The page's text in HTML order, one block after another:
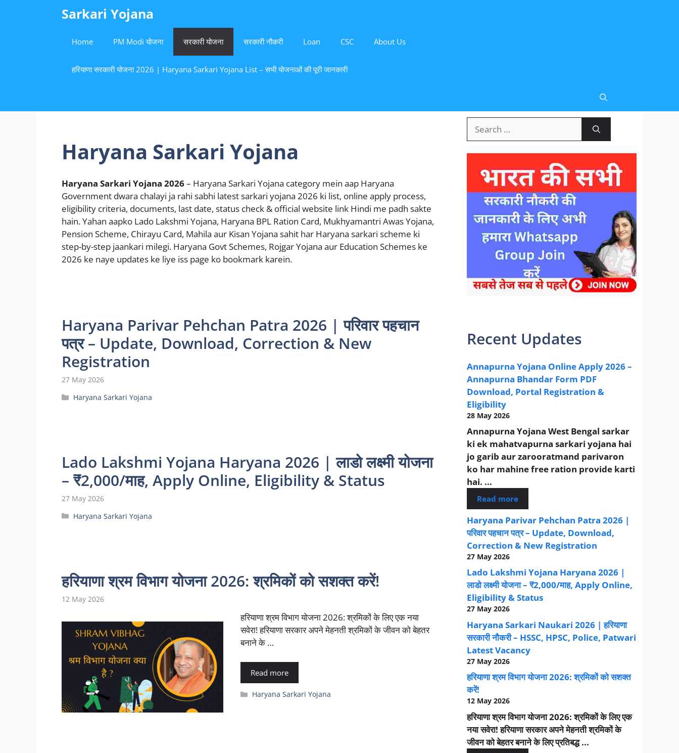
Sarkari Yojana
Home PM Modi योजना सरकारी योजना सरकारी नौकरी Loan CSC About Us
हरियाणा सरकारी योजना 2026 | Haryana Sarkari Yojana List – सभी योजनाओं की पूरी जानकारी
Haryana Sarkari Yojana
Haryana Sarkari Yojana 2026– Haryana Sarkari Yojana category mein aap Haryana
Government dwara chalayi ja rahi sabhi latest sarkari yojana 2026 ki list, online apply process,
eligibility criteria, documents, last date, status check & official website link Hindi me padh sakte
hain. Yahan aapko Lado Lakshmi Yojana, Haryana BPL Ration Card, Mukhyamantri Awas Yojana,
Pension Scheme, Chirayu Card, Mahila aur Kisan Yojana sahit har Haryana sarkari scheme ki
step-by-step jaankari milegi. Haryana Govt Schemes, Rojgar Yojana aur Education Schemes ke
2026 ke naye updates ke liye iss page ko bookmark karein.
Haryana Parivar Pehchan Patra 2026 | परिवार पहचान
पत्र – Update, Download, Correction & New
Registration
27 May 2026
Categories
Haryana Sarkari Yojana
Lado Lakshmi Yojana Haryana 2026 | लाडो लक्ष्मी योजना
– ₹2,000/माह, Apply Online, Eligibility & Status
27 May 2026
Categories
Haryana Sarkari Yojana
हरियाणा श्रम विभाग योजना 2026: श्रमिकों को सशक्त करें!
12 May 2026
हरियाणा श्रम विभाग योजना 2026: श्रमिकों के लिए एक नया
सवेरा! हरियाणा सरकार अपने मेहनती श्रमिकों के जीवन को बेहतर
बनाने के …
Read more
Categories
Haryana Sarkari Yojana
for:
Recent Updates
Annapurna Yojana Online Apply 2026 –
Annapurna Bhandar Form PDF
Download, Portal Registration &
Eligibility
28 May 2026
Annapurna Yojana West Bengal sarkar
ki ek mahatvapurna sarkari yojana hai
jo garib aur zarooratmand parivaron
ko har mahine free ration provide karti
hai. ...
Read more
Haryana Parivar Pehchan Patra 2026 |
परिवार पहचान पत्र – Update, Download,
Correction & New Registration
27 May 2026
Lado Lakshmi Yojana Haryana 2026 |
लाडो लक्ष्मी योजना – ₹2,000/माह, Apply Online,
Eligibility & Status
27 May 2026
Haryana Sarkari Naukari 2026 | हरियाणा
सरकारी नौकरी – HSSC, HPSC, Police, Patwari
Latest Vacancy
27 May 2026
हरियाणा श्रम विभाग योजना 2026: श्रमिकों को सशक्त
करें!
12 May 2026
हरियाणा श्रम विभाग योजना 2026: श्रमिकों के लिए एक
नया सवेरा! हरियाणा सरकार अपने मेहनती श्रमिकों के
जीवन को बेहतर बनाने के लिए प्रतिबद्ध ...